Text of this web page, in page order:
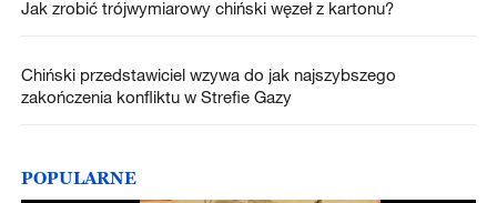
Jak zrobić trójwymiarowy chiński węzeł z kartonu?
Chiński przedstawiciel wzywa do jak najszybszego
zakończenia konfliktu w Strefie Gazy
POPULARNE